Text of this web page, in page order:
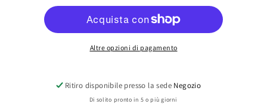
Altre opzioni di pagamento
Ritiro disponibile presso la sede Negozio
Di solito pronto in 5 o più giorni